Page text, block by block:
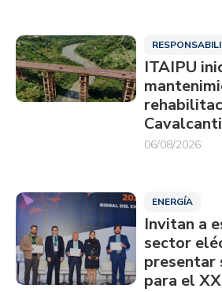
ITAIPU
Cavalcanti
06/08/2026
ENERGÍA
Invitan a
sector
presentar
para el